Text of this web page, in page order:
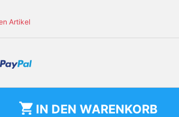
Artikel
shopping_cart IN DEN WARENKORB